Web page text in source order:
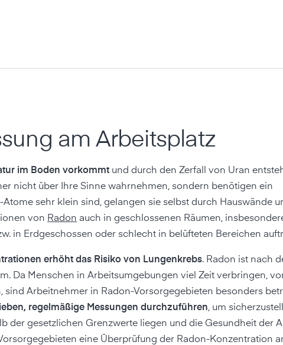
am Arbeitsplatz
im Boden vorkommt und durch den Zerfall von Uran
nicht über Ihre Sinne wahrnehmen, sondern benötigen ein
Atome sehr klein sind, gelangen sie selbst durch Hauswände
von Radon auch in geschlossenen Räumen,
in Erdgeschossen oder schlecht in belüfteten Bereichen
erhöht das Risiko von Lungenkrebs. Radon ist nach
Da Menschen in Arbeitsumgebungen viel Zeit verbringen,
sind Arbeitnehmer in Radon-Vorsorgegebieten besonders
regelmäßige Messungen durchzuführen, um
der gesetzlichen Grenzwerte liegen und die Gesundheit der
eine Überprüfung der Radon-Konzentration